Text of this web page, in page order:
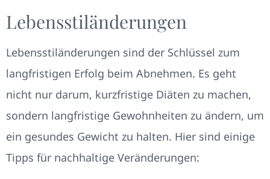
Lebensstiländerungen
Lebensstiländerungen sind der Schlüssel zum
langfristigen Erfolg beim Abnehmen. Es geht
nicht nur darum, kurzfristige Diäten zu machen,
sondern langfristige Gewohnheiten zu ändern, um
ein gesundes Gewicht zu halten. Hier sind einige
Tipps für nachhaltige Veränderungen: